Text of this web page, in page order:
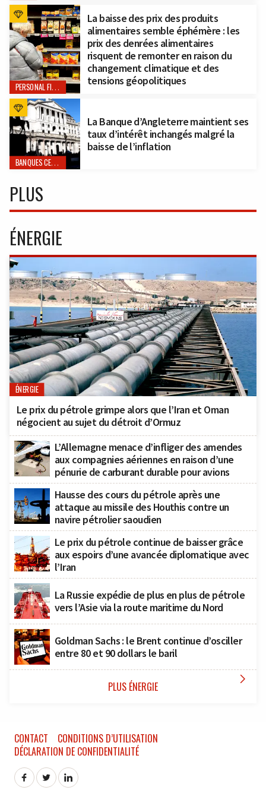
PERSONAL FINANCE
La baisse des prix des produits
alimentaires semble éphémère : les
prix des denrées alimentaires
risquent de remonter en raison du
changement climatique et des
tensions géopolitiques
BANQUES CENTRALES
La Banque d’Angleterre maintient ses
taux d’intérêt inchangés malgré la
baisse de l’inflation
PLUS
ÉNERGIE
ÉNERGIE
Le prix du pétrole grimpe alors que l’Iran et Oman
négocient au sujet du détroit d’Ormuz
L’Allemagne menace d’infliger des amendes
aux compagnies aériennes en raison d’une
pénurie de carburant durable pour avions
Hausse des cours du pétrole après une
attaque au missile des Houthis contre un
navire pétrolier saoudien
Le prix du pétrole continue de baisser grâce
aux espoirs d’une avancée diplomatique avec
l’Iran
La Russie expédie de plus en plus de pétrole
vers l’Asie via la route maritime du Nord
Goldman Sachs : le Brent continue d’osciller
entre 80 et 90 dollars le baril
PLUS ÉNERGIE 
CONTACT
CONDITIONS D’UTILISATION
DÉCLARATION DE CONFIDENTIALITÉ